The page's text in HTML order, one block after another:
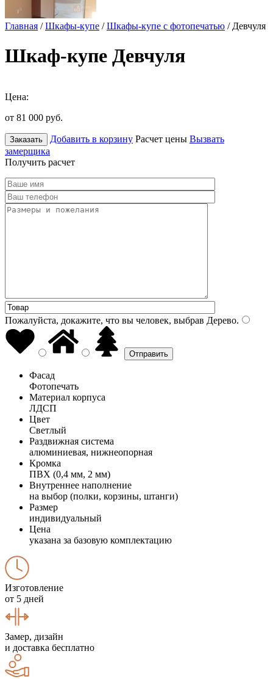
Главная /Шкафы-купе /Шкафы-купе с фотопечатью / Девчуля
Шкаф-купе Девчуля
Цена:
от 81 000 руб.
Заказать Добавить в корзину Расчет цены Вызвать
замерщика
Получить расчет
Пожалуйста, докажите, что вы человек, выбрав Дерево.
Фасад
Фотопечать
Материал корпуса
ЛДСП
Цвет
Светлый
Раздвижная система
алюминиевая, нижнеопорная
Кромка
ПВХ (0,4 мм, 2 мм)
Внутреннее наполнение
на выбор (полки, корзины, штанги)
Размер
индивидуальный
Цена
указана за базовую комплектацию
Изготовление
от 5 дней
Замер, дизайн
и доставка бесплатно